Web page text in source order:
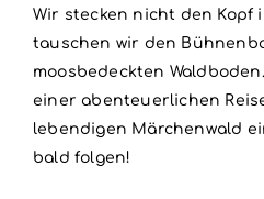
Wir stecken nicht den Kopf
tauschen wir den
moosbedeckten
einer abenteuerlichen
lebendigen Märchenwald
bald folgen!